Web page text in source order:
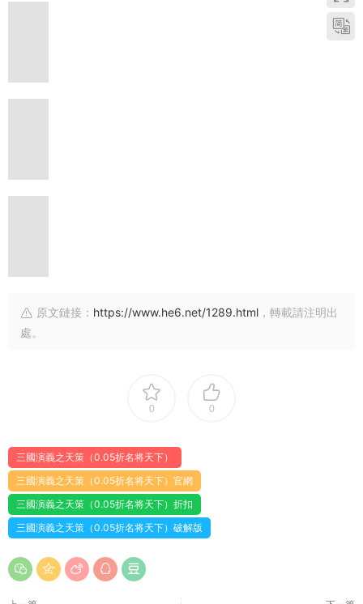
原文鏈接： https://www.he6.net/1289.html ，轉載請注明出
處。
0 0
三國演義之天策（0.05折名将天下）
三國演義之天策（0.05折名将天下）官網
三國演義之天策（0.05折名将天下）折扣
三國演義之天策（0.05折名将天下）破解版